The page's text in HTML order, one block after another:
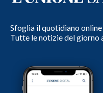
Sfoglia il quotidiano
Tutte le notizie del giorno